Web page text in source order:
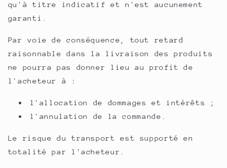
qu'à titre indicatif et n'est aucunement
garanti.
Par voie de conséquence, tout retard
raisonnable dans la livraison des produits
ne pourra pas donner lieu au profit de
l'acheteur à :
l'allocation de dommages et intérêts ;
l'annulation de la commande.
Le risque du transport est supporté en
totalité par l'acheteur.